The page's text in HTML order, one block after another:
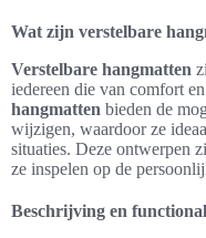
Wat zijn verstelbare
Verstelbare hangmatten
iedereen die van comfort
hangmatten bieden de
wijzigen, waardoor ze
situaties. Deze ontwerpen
ze inspelen op de
Beschrijving en